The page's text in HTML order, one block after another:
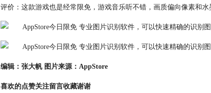
评价：这款游戏也是经常限免，游戏音乐听不错，画质偏向像素和水
编辑：张大帆 图片来源：AppStore
喜欢的点赞关注留言收藏谢谢